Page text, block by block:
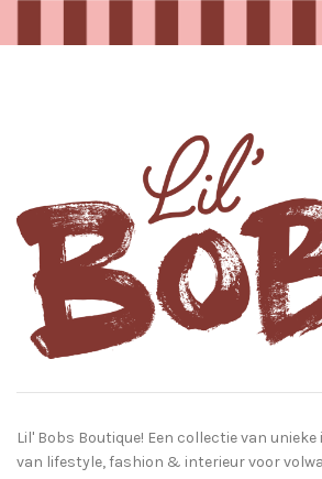
Lil' Bobs Boutique! Een collectie van
van lifestyle, fashion & interieur voor